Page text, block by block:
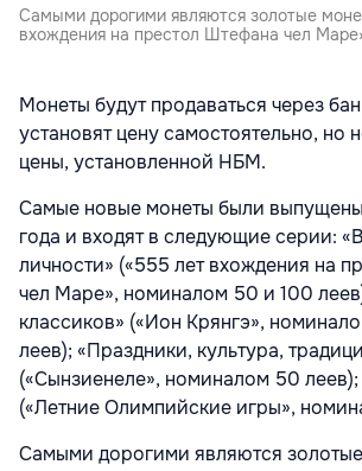
Самыми дорогими являются золотые
вхождения на престол Штефана чел
Монеты будут продаваться через
установят цену самостоятельно, но
цены, установленной НБМ.
Самые новые монеты были
года и входят в следующие серии:
личности» («555 лет вхождения на
чел Маре», номиналом 50 и 100
классиков» («Ион Крянгэ»,
леев); «Праздники, культура,
(«Сынзиенеле», номиналом 50 леев);
(«Летние Олимпийские игры»,
Самыми дорогими являются